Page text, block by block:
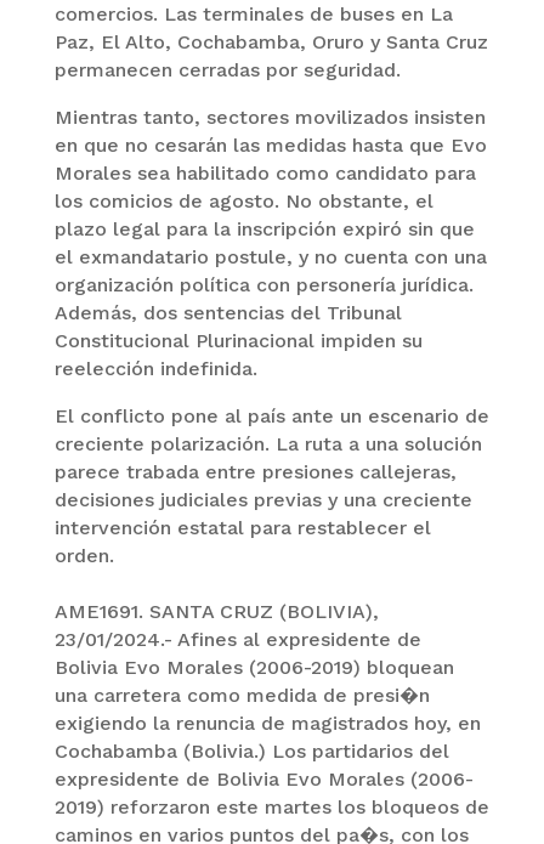
comercios. Las terminales de buses en La
Paz, El Alto, Cochabamba, Oruro y Santa Cruz
permanecen cerradas por seguridad.
Mientras tanto, sectores movilizados insisten
en que no cesarán las medidas hasta que Evo
Morales sea habilitado como candidato para
los comicios de agosto. No obstante, el
plazo legal para la inscripción expiró sin que
el exmandatario postule, y no cuenta con una
organización política con personería jurídica.
Además, dos sentencias del Tribunal
Constitucional Plurinacional impiden su
reelección indefinida.
El conflicto pone al país ante un escenario de
creciente polarización. La ruta a una solución
parece trabada entre presiones callejeras,
decisiones judiciales previas y una creciente
intervención estatal para restablecer el
orden.
AME1691. SANTA CRUZ (BOLIVIA),
23/01/2024.- Afines al expresidente de
Bolivia Evo Morales (2006-2019) bloquean
una carretera como medida de presi�n
exigiendo la renuncia de magistrados hoy, en
Cochabamba (Bolivia.) Los partidarios del
expresidente de Bolivia Evo Morales (2006-
2019) reforzaron este martes los bloqueos de
caminos en varios puntos del pa�s, con los